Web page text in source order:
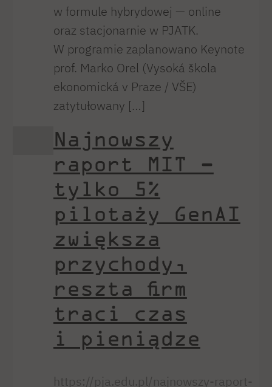
w formule hybrydowej — online
oraz stacjonarnie w PJATK.
W programie zaplanowano Keynote
prof. Marko Orel (Vysoká škola
ekonomická v Praze / VŠE)
zatytułowany […]
Najnowszy
raport MIT –
tylko 5%
pilotaży GenAI
zwiększa
przychody,
reszta firm
traci czas
i pieniądze
https://pja.edu.pl/najnowszy-raport-